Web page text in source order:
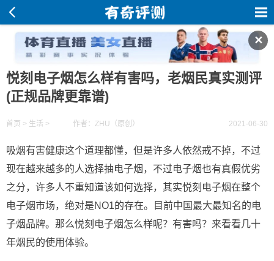
✕
悦刻电子烟怎么样有害吗，老烟民真实测评
(正规品牌更靠谱)
首页 > 生活 > 作者：ZHU（原创） 2021-06-30
吸烟有害健康这个道理都懂，但是许多人依然戒不掉，不过
现在越来越多的人选择抽电子烟，不过电子烟也有真假优劣
之分，许多人不重知道该如何选择，其实悦刻电子烟在整个
电子烟市场，绝对是NO1的存在。目前中国最大最知名的电
子烟品牌。那么悦刻电子烟怎么样呢？有害吗？来看看几十
年烟民的使用体验。